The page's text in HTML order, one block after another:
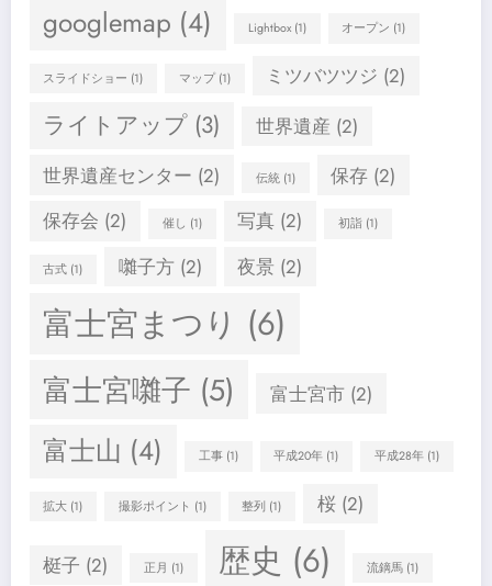
googlemap (4) Lightbox(1) オープン (1)
スライドショー (1) マップ(1) ミツバツツジ (2)
ライトアップ (3) 世界遺産 (2)
世界遺産センター (2) 伝統(1) 保存 (2)
保存会 (2) 催し (1) 写真 (2) 初詣(1)
古式 (1) 囃子方(2) 夜景 (2)
富士宮まつり (6)
富士宮囃子 (5) 富士宮市(2)
富士山 (4) 工事(1) 平成20年 (1) 平成28年(1)
拡大 (1) 撮影ポイント (1) 整列 (1) 桜(2)
梃子 (2) 正月 (1) 歴史 (6) 流鏑馬(1)